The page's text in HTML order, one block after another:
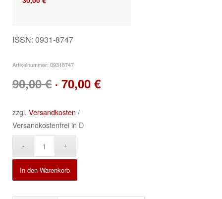
ISSN: 0931-8747
Artikelnummer: 09318747
90,00€ Ursprünglicher
Preis
war:
90,00 €
70,00 €Aktueller
zzgl. Versandkosten /
Versandkostenfrei in D
In den Warenkorb